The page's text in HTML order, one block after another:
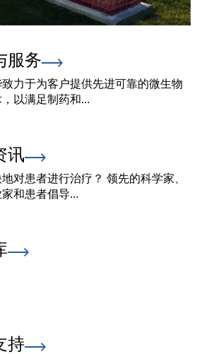
服务
力于为客户提供先进可靠的微生物
以满足制药和...
讯
对患者进行治疗？ 领先的科学家、
和患者倡导...
持